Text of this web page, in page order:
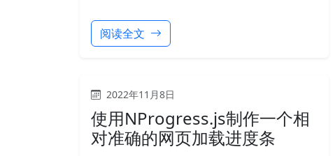
阅读全文
2022年11月8日
使用NProgress.js制作一个相
对准确的网页加载进度条